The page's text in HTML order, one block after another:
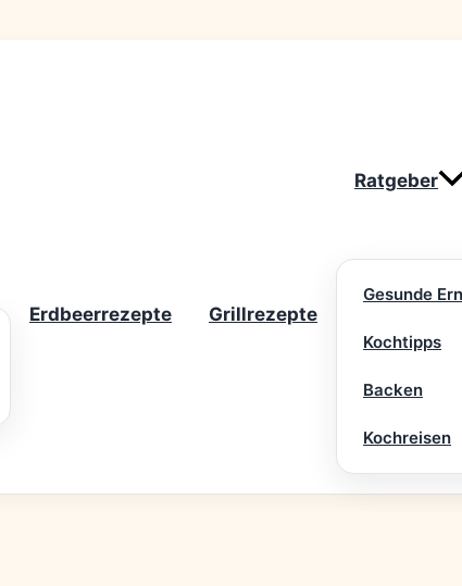
Erdbeerrezepte Grillrezepte
Ratgeber
Gesunde
Kochtipps
Backen
Kochreisen